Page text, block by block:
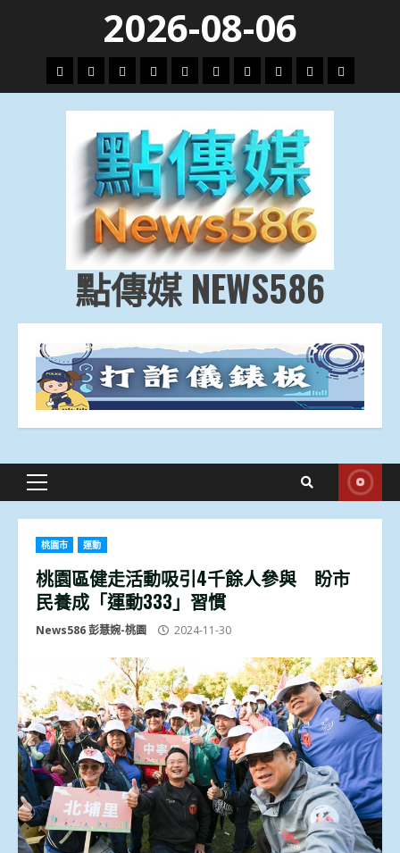
content
2026-08-06
頭
條
財
經
地
方.
會
文
教.
技
專
題
娛
樂
劇
政
治
國
際
運
動
生
活
點傳媒 NEWS586
Primary
桃園市 運動
桃園區健走活動吸引4千餘人參與 盼市
民養成「運動333」習慣
News586 彭慧婉-桃園 2024-11-30